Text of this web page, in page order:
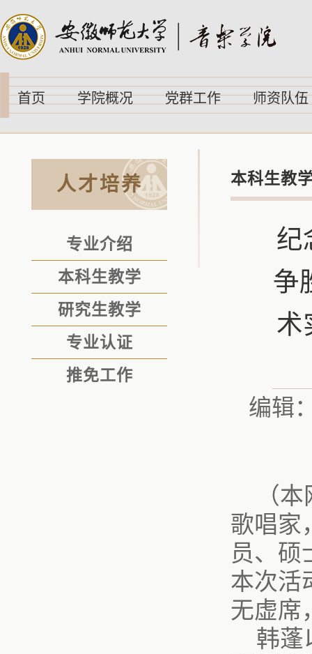
首页 学院概况 党群工作 师资队伍
人才培养
专业介绍
本科生教学
研究生教学
专业认证
推免工作
本科生教
纪
争
术
编辑
（
歌唱家
员、硕
本次活
无虚席
韩蓬